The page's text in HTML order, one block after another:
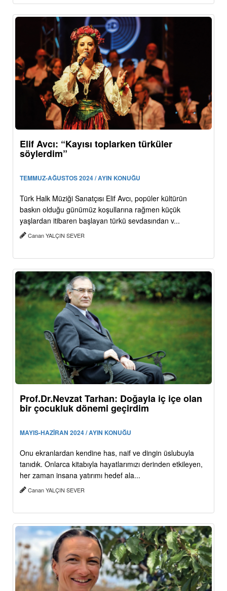
Elif Avcı: “Kayısı toplarken türküler
söylerdim”
TEMMUZ-AĞUSTOS 2024 / AYIN KONUĞU
Türk Halk Müziği Sanatçısı Elif Avcı, popüler kültürün
baskın olduğu günümüz koşullarına rağmen küçük
yaşlardan itibaren başlayan türkü sevdasından v...
Canan YALÇIN SEVER
Prof.Dr.Nevzat Tarhan: Doğayla iç içe olan
bir çocukluk dönemi geçirdim
MAYIS-HAZİRAN 2024 / AYIN KONUĞU
Onu ekranlardan kendine has, naif ve dingin üslubuyla
tanıdık. Onlarca kitabıyla hayatlarımızı derinden etkileyen,
her zaman insana yatırımı hedef ala...
Canan YALÇIN SEVER